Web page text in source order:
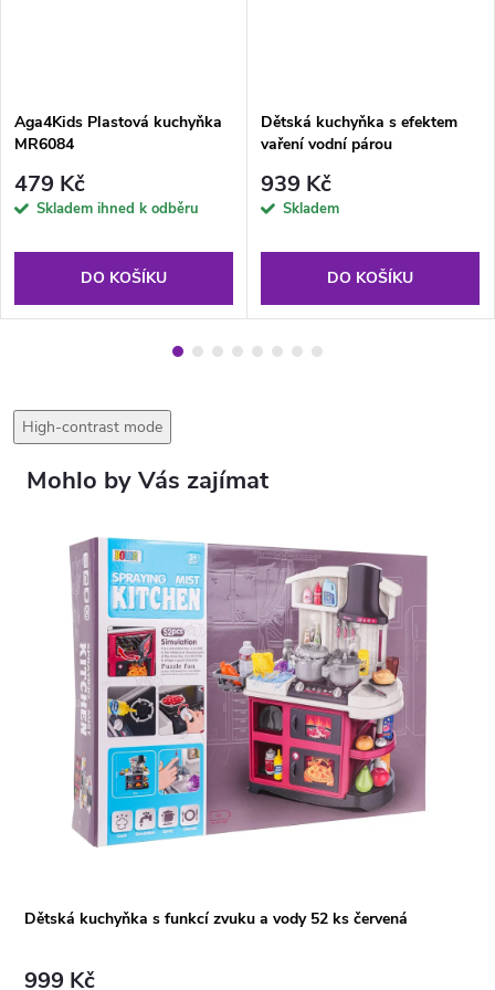
Aga4Kids Plastová kuchyňka
MR6084
479 Kč
Skladem ihned k odběru
DO KOŠÍKU
Dětská kuchyňka s efektem
vaření vodní párou
939 Kč
Skladem
DO KOŠÍKU
High-contrast mode
Dětská kuchyňka s funkcí zvuku a vody 52 ks červená
999 Kč